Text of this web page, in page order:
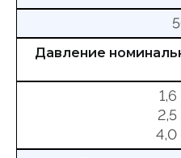
Давление
1,6
2,5
4,0